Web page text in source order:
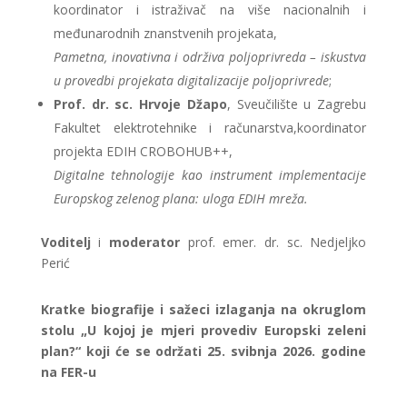
koordinator i istraživač na više nacionalnih i
međunarodnih znanstvenih projekata,
Pametna, inovativna i održiva poljoprivreda – iskustva
u provedbi projekata digitalizacije poljoprivrede;
Prof. dr. sc. Hrvoje Džapo, Sveučilište u Zagrebu
Fakultet elektrotehnike i računarstva,koordinator
projekta EDIH CROBOHUB++,
Digitalne tehnologije kao instrument implementacije
Europskog zelenog plana: uloga EDIH mreža.
Voditelji moderator prof. emer. dr. sc. Nedjeljko
Perić
Kratke biografije i sažeci izlaganja na okruglom
stolu „U kojoj je mjeri provediv Europski zeleni
plan?“ koji će se održati 25. svibnja 2026. godine
na FER-u